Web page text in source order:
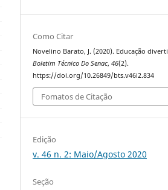
Como Citar
Novelino Barato, J. (2020). Educação
Boletim Técnico Do Senac,46(2).
https://doi.org/10.26849/bts.v46i2.834
Fomatos de Citação
Edição
v. 46 n. 2: Maio/Agosto 2020
Seção